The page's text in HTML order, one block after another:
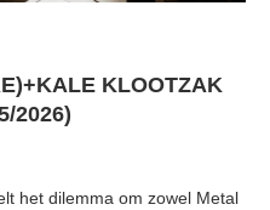
KLOOTZAK
2026)
het dilemma om zowel Metal